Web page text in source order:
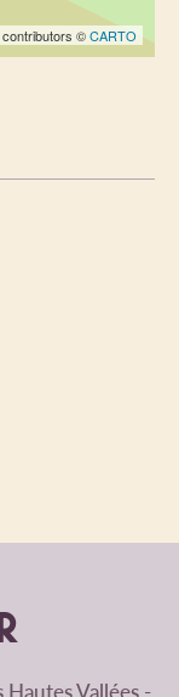
contributors ©CARTO
Vallées -